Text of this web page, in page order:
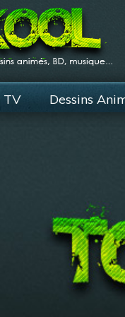
TV Dessins